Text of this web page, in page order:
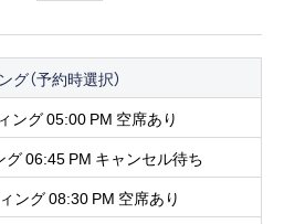
グ（予約時選択）
ング 05:00 PM 空席あり
グ 06:45 PM キャンセル待ち
ング 08:30 PM 空席あり